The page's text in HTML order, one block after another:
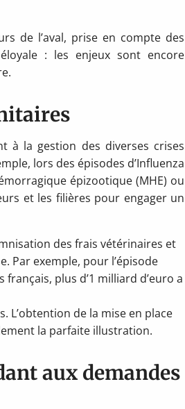
de l’aval, prise en compte des
: les enjeux sont encore
à la gestion des diverses crises
lors des épisodes d’Influenza
épizootique (MHE) ou
et les filières pour engager un
des frais vétérinaires et
Par exemple, pour l’épisode
plus d’1 milliard d’euro a
L’obtention de la mise en place
la parfaite illustration.
aux demandes